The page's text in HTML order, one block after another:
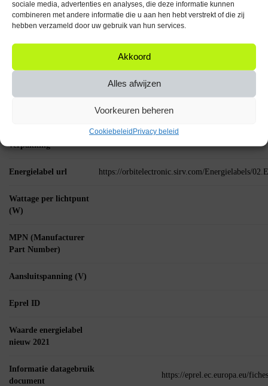
sociale media, advertenties en analyses, die deze informatie kunnen
combineren met andere informatie die u aan hen hebt verstrekt of die zij
hebben verzameld door uw gebruik van hun services.
Akkoord
Alles afwijzen
Voorkeuren beheren
CookiebeleidPrivacy beleid
Lichtopbrengst: 150 Lumen
Kleurtemperatuur: 4000K Neutraal Wit
Breng je verlichting naar een hoger niveau met de Spectrum LED
Reflectorlamp GU10 2W en geniet van een energiezuinige en sfeervolle
verpakking
Energielabel url https://orbitelectronic.sirv.com/Energielabels/
Wattage per lichtpunt
(W)
MPN (Manufacturer
Part Number)
Aansluitspanning (V)
Eprel ID
Waarde energielabel
nieuw 2021
Informatie datagebruik
document
https://eprel.ec.europa.eu/